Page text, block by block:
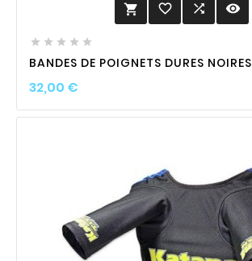
 favorite_border  visibility
    
BANDES DE POIGNETS DURES NOIRES
32,00 €Prix